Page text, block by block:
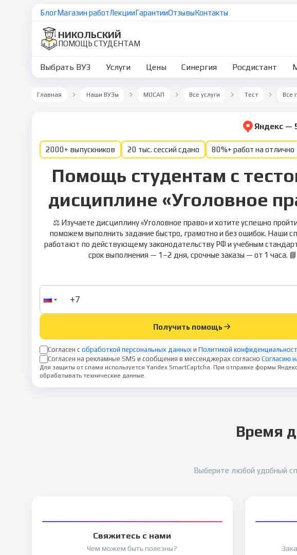
БлогМагазин работЛекцииГарантииОтзывыКонтакты
НИКОЛЬСКИЙ
ПОМОЩЬ СТУДЕНТАМ
Выбрать ВУЗ Услуги Цены Синергия Росдистант
Главная Наши ВУЗы МОСАП Все услуги Тест Все
Яндекс —
2000+ выпускников 20 тыс. сессий сдано 80%+ работ на отлично
Помощь студентам с
дисциплине «Уголовное
⚖️ Изучаете дисциплину «Уголовное право» и хотите успешно
поможем выполнить задание быстро, грамотно и без ошибок. Наши
работают по действующему законодательству РФ и учебным
срок выполнения — 1–2 дня, срочные заказы — от 1 часа. 📘
Получить помощь
Согласен с обработкой персональных данных и Политикой
Согласен на рекламные SMS и сообщения в мессенджерах согласно Согласию
Для защиты от спама используется Yandex SmartCaptcha. При отправке формы
обрабатывать технические данные.
Время
Выберите любой удобный
Свяжитесь с нами
Чем можем быть полезны?